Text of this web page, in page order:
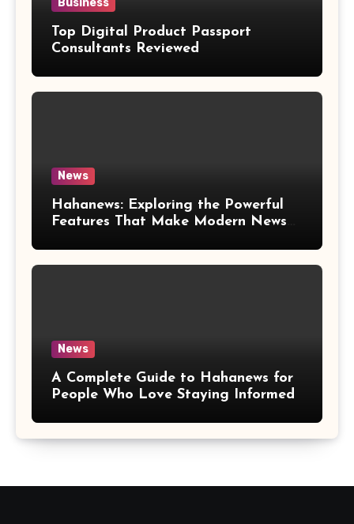
Top Digital Product Passport
Consultants Reviewed
News
Hahanews: Exploring the Powerful
Features That Make Modern News
News
A Complete Guide to Hahanews for
People Who Love Staying Informed